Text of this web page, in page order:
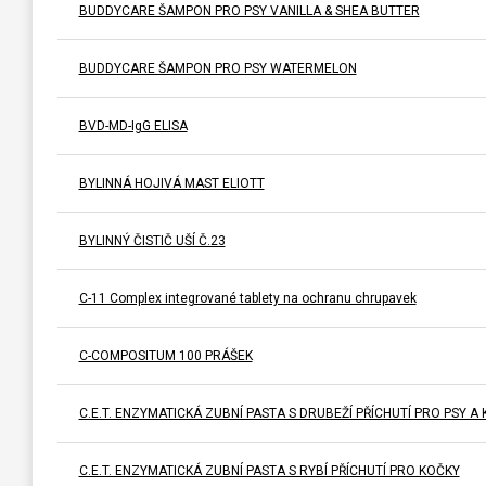
BUDDYCARE ŠAMPON PRO PSY VANILLA & SHEA BUTTER
BUDDYCARE ŠAMPON PRO PSY WATERMELON
BVD-MD-IgG ELISA
BYLINNÁ HOJIVÁ MAST ELIOTT
BYLINNÝ ČISTIČ UŠÍ Č.23
C-11 Complex integrované tablety na ochranu chrupavek
C-COMPOSITUM 100 PRÁŠEK
C.E.T. ENZYMATICKÁ ZUBNÍ PASTA S DRUBEŽÍ PŘÍCHUTÍ PRO PSY A
C.E.T. ENZYMATICKÁ ZUBNÍ PASTA S RYBÍ PŘÍCHUTÍ PRO KOČKY